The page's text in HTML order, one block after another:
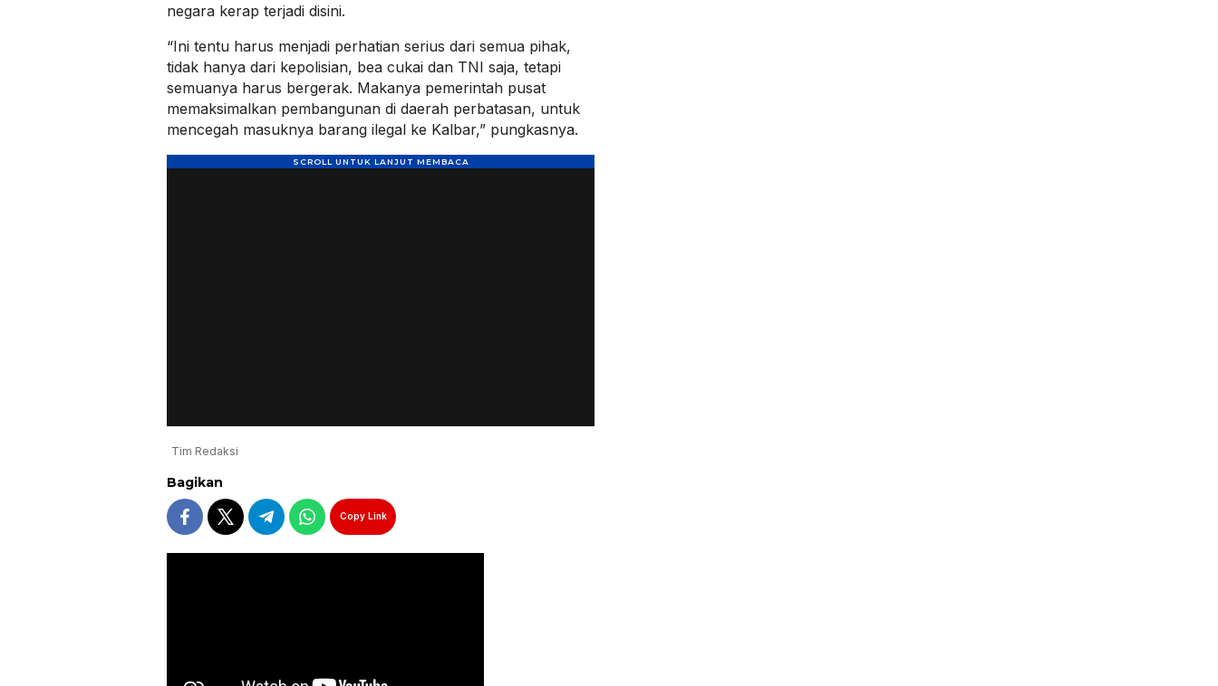
negara kerap terjadi disini.
“Ini tentu harus menjadi perhatian serius dari semua pihak,
tidak hanya dari kepolisian, bea cukai dan TNI saja, tetapi
semuanya harus bergerak. Makanya pemerintah pusat
memaksimalkan pembangunan di daerah perbatasan, untuk
mencegah masuknya barang ilegal ke Kalbar,” pungkasnya.
Tim Redaksi
Bagikan
Copy Link